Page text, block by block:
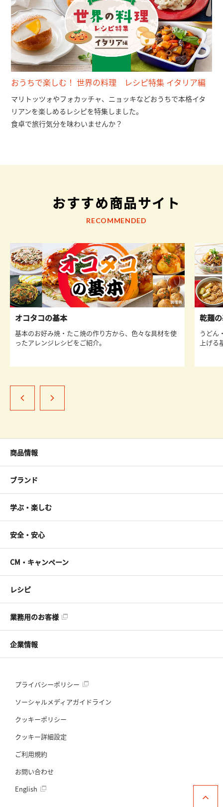
おうちで楽しむ！ 世界の料理 レシピ特集 イタリア編
マリトッツォやフォカッチャ、ニョッキなどおうちで本格イタ
リアンを楽しめるレシピを特集しました。
食卓で旅行気分を味わいませんか？
おすすめ商品サイト
RECOMMENDED
オコタコの基本
基本のお好み焼・たこ焼の作り方から、色々な具材を使
ったアレンジレシピをご紹介。
乾麺
うどん
上げ
商品情報
ブランド
学ぶ・楽しむ
安全・安心
CM・キャンペーン
レシピ
業務用のお客様
企業情報
プライバシーポリシー
ソーシャルメディアガイドライン
クッキーポリシー
クッキー詳細設定
ご利用規約
お問い合わせ
English